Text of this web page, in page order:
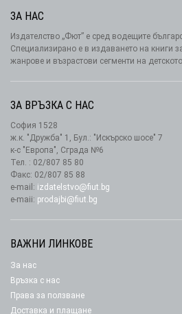
ЗА НАС
Издателство „Фют” е сред водещите
Специализирано е в издаването на книги
жанрове и възрастови сегменти на
ЗА ВРЪЗКА С НАС
София 1528
ж.к. "Дружба" 1, Бул.: "Искърско шосе" 7
к-с "Европа", Сграда №6
Тел. : 02/807 85 80
Факс: 02/807 85 88
e-mail: izdatelstvo@fiut.bg
e-maii: prodajbi@fiut.bg
ВАЖНИ ЛИНКОВЕ
За нас
Връзка с нас
Права за ползване
Доставка и плащане